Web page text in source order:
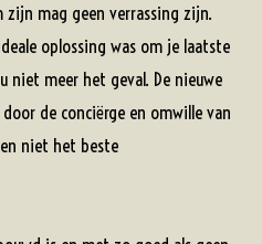
zijn mag geen verrassing zijn.
oplossing was om je laatste
niet meer het geval. De nieuwe
de conciërge en omwille van
niet het beste